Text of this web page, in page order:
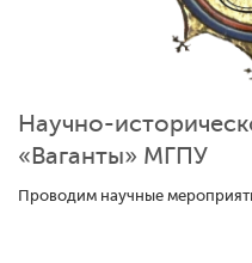
Научно-
«Ваганты» МГПУ
Проводим научные